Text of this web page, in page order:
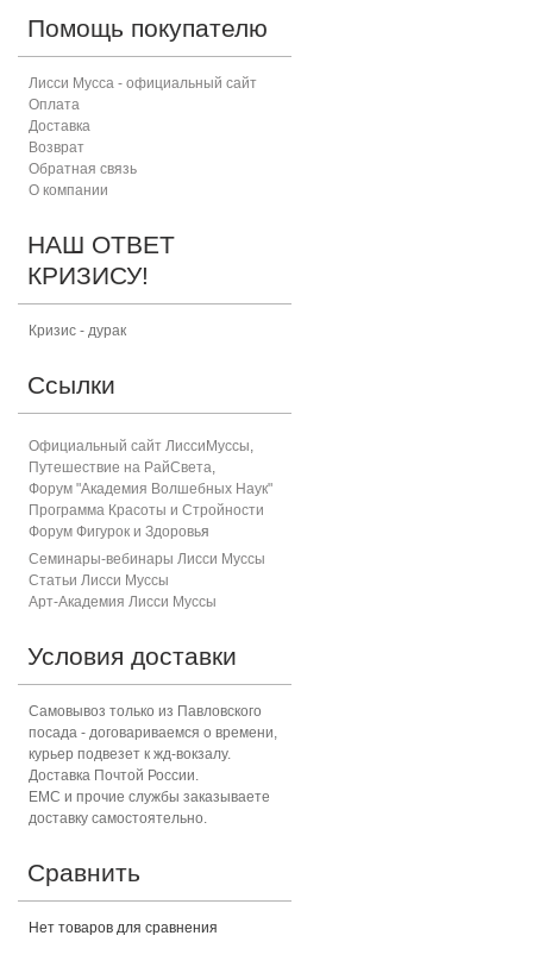
Помощь покупателю
Лисси Мусса - официальный сайт
Оплата
Доставка
Возврат
Обратная связь
О компании
НАШ ОТВЕТ
КРИЗИСУ!
Кризис - дурак
Ссылки
Официальный сайт ЛиссиМуссы,
Путешествие на РайСвета,
Форум "Академия Волшебных Наук"
Программа Красоты и Стройности
Форум Фигурок и Здоровья
Семинары-вебинары Лисси Муссы
Статьи Лисси Муссы
Арт-Академия Лисси Муссы
Условия доставки
Самовывоз только из Павловского
посада - договариваемся о времени,
курьер подвезет к жд-вокзалу.
Доставка Почтой России.
ЕМС и прочие службы заказываете
доставку самостоятельно.
Сравнить
Нет товаров для сравнения